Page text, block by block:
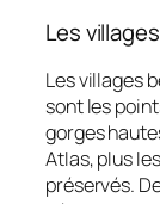
Les
Les villages
sont les
gorges
Atlas, plus
préservés.